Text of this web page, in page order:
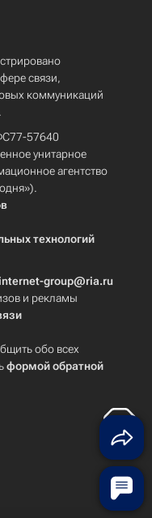
связи,
коммуникаций
57640
унитарное
агентство
технологий
group@ria.ru
и рекламы
обо всех
формой обратной